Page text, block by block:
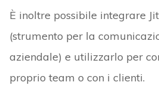
È inoltre possibile integrare
(strumento per la
aziendale) e utilizzarlo per
proprio team o con i clienti.